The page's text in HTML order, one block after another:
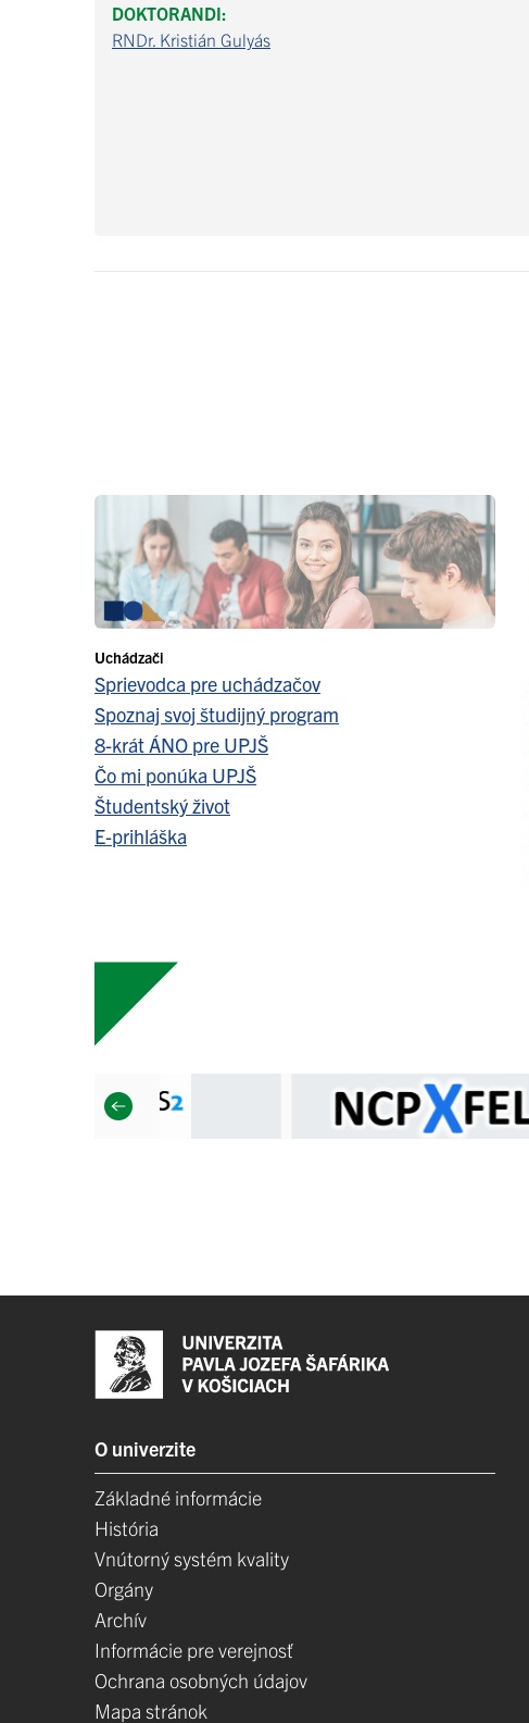
DOKTORANDI:
RNDr. Kristián Gulyás
Uchádzači
Sprievodca pre uchádzačov
Spoznaj svoj študijný program
8-krát ÁNO pre UPJŠ
Čo mi ponúka UPJŠ
Študentský život
E-prihláška
O univerzite
Základné informácie
História
Vnútorný systém kvality
Orgány
Archív
Informácie pre verejnosť
Ochrana osobných údajov
Mapa stránok